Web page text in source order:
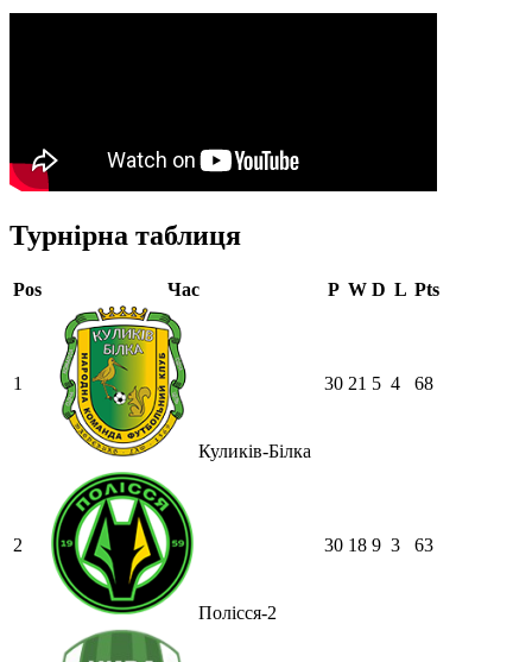
Турнірна таблиця
Pos Час P W D L Pts
1
Куликів-Білка
30 21 5 4 68
2
Полісся-2
30 18 9 3 63